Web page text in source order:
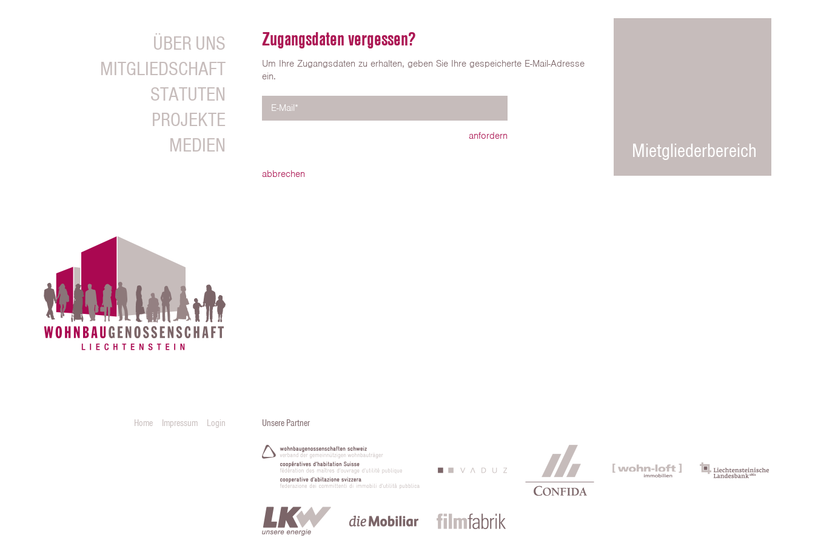
ÜBER UNS
MITGLIEDSCHAFT
STATUTEN
PROJEKTE
MEDIEN
Mietgliederbereich
Zugangsdaten vergessen?
Um Ihre Zugangsdaten zu erhalten, geben Sie Ihre gespeicherte E-Mail-Adresse
ein.
E-Mail*
anfordern
abbrechen
Unsere Partner
Home Impressum Login